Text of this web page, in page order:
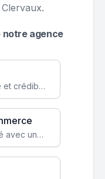
notre agence
Augmentez votre visibilité et crédibilité en ligne avec un site web performant, conçu pour attirer plus de clients.
Transformez votre activité avec une boutique en ligne, accessible à l'échelle mondiale 24/7.